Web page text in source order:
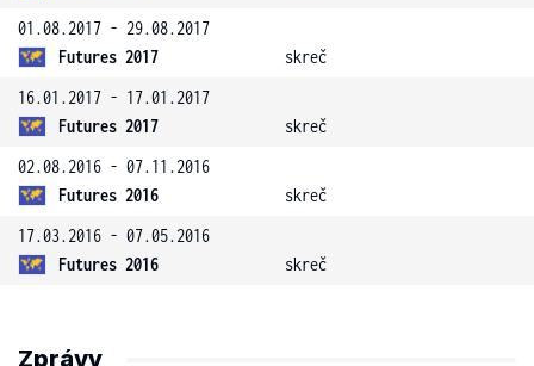
01.08.2017 - 29.08.2017
Futures 2017
skreč
16.01.2017 - 17.01.2017
Futures 2017
skreč
02.08.2016 - 07.11.2016
Futures 2016
skreč
17.03.2016 - 07.05.2016
Futures 2016
skreč
Zprávy